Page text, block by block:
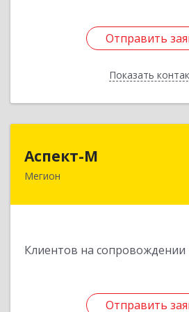
Отправить
Показать
Отправить
Назад
Аспект-М
Мегион
Клиентов на сопровождении
Отправить
628681, Ханты-Мансийский
Отправить